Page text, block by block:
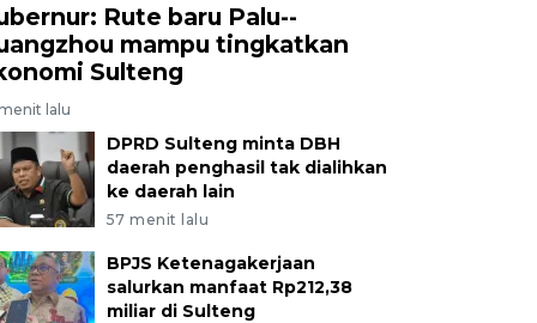
Rute baru Palu--
mampu tingkatkan
Sulteng
lalu
DPRD Sulteng minta DBH
daerah penghasil tak dialihkan
ke daerah lain
57 menit lalu
BPJS Ketenagakerjaan
salurkan manfaat Rp212,38
miliar di Sulteng